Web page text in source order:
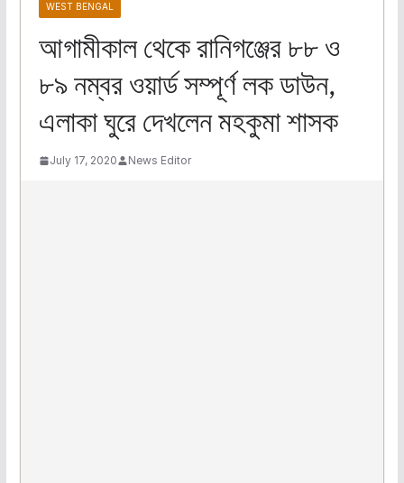
WEST BENGAL
আগামীকাল থেকে রানিগঞ্জের ৮৮ ও
৮৯ নম্বর ওয়ার্ড সম্পূর্ণ লক ডাউন,
এলাকা ঘুরে দেখলেন মহকুমা শাসক
July 17, 2020 News Editor